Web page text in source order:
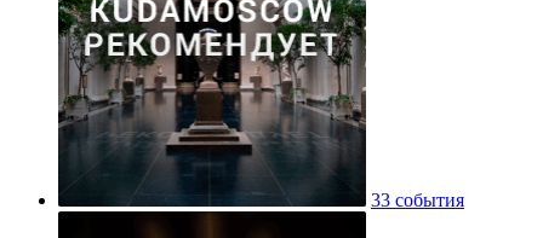
33 события